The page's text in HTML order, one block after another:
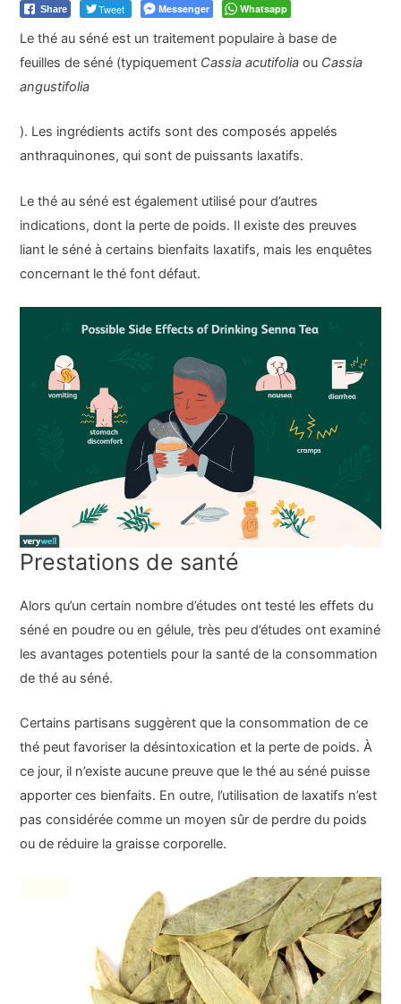
Share Tweet Messenger Whatsapp
Le thé au séné est un traitement populaire à base de
feuilles de séné (typiquement Cassia acutifolia ou Cassia
angustifolia
). Les ingrédients actifs sont des composés appelés
anthraquinones, qui sont de puissants laxatifs.
Le thé au séné est également utilisé pour d’autres
indications, dont la perte de poids. Il existe des preuves
liant le séné à certains bienfaits laxatifs, mais les enquêtes
concernant le thé font défaut.
Prestations de santé
Alors qu’un certain nombre d’études ont testé les effets du
séné en poudre ou en gélule, très peu d’études ont examiné
les avantages potentiels pour la santé de la consommation
de thé au séné.
Certains partisans suggèrent que la consommation de ce
thé peut favoriser la désintoxication et la perte de poids. À
ce jour, il n’existe aucune preuve que le thé au séné puisse
apporter ces bienfaits. En outre, l’utilisation de laxatifs n’est
pas considérée comme un moyen sûr de perdre du poids
ou de réduire la graisse corporelle.